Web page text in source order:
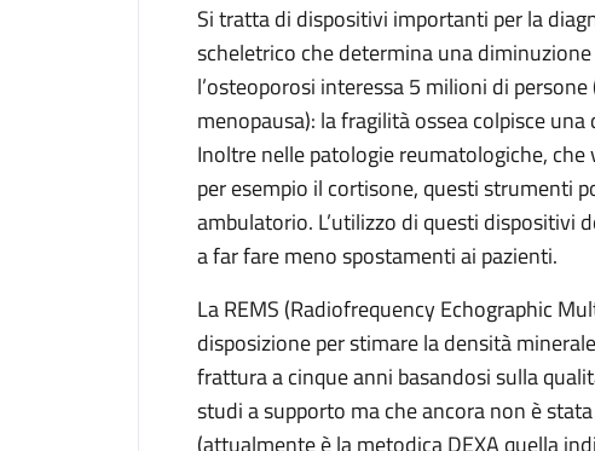
Si tratta di dispositivi importanti per la
scheletrico che determina una
l’osteoporosi interessa 5 milioni di
menopausa): la fragilità ossea colpisce
Inoltre nelle patologie reumatologiche,
per esempio il cortisone, questi strumenti
ambulatorio. L’utilizzo di questi dispositivi
a far fare meno spostamenti ai pazienti.
La REMS (Radiofrequency Echographic
disposizione per stimare la densità
frattura a cinque anni basandosi sulla
studi a supporto ma che ancora non è
(attualmente è la metodica DEXA quella